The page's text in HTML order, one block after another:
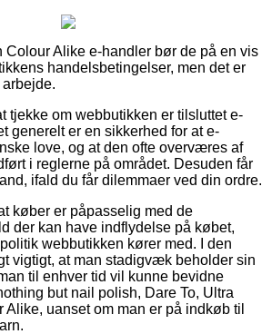
Colour Alike e-handler bør de på en vis
handelsbetingelser, men det er
tjekke om webbutikken er tilsluttet e-
generelt er en sikkerhed for at e-
love, og at den ofte overværes af
i reglerne på området. Desuden får
ifald du får dilemmaer ved din ordre.
køber er påpasselig med de
der kan have indflydelse på købet,
webbutikken kører med. I den
vigtigt, at man stadigvæk beholder sin
til enhver tid vil kunne bevidne
but nail polish, Dare To, Ultra
Alike, uanset om man er på indkøb til